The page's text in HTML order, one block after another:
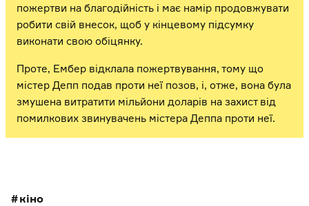
пожертви на благодійність і має намір продовжувати
робити свій внесок, щоб у кінцевому підсумку
виконати свою обіцянку.
Проте, Ембер відклала пожертвування, тому що
містер Депп подав проти неї позов, і, отже, вона була
змушена витратити мільйони доларів на захист від
помилкових звинувачень містера Деппа проти неї.
кіно